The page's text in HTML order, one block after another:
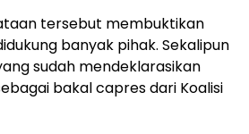
tersebut membuktikan
banyak pihak. Sekalipun
sudah mendeklarasikan
bakal capres dari Koalisi